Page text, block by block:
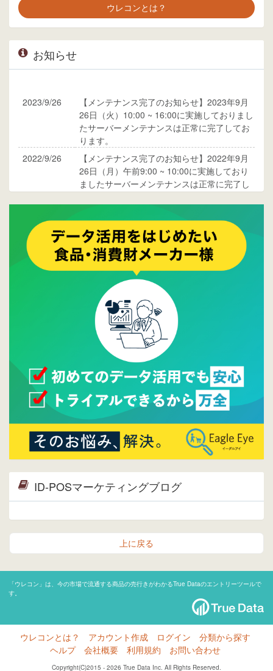
ウレコンとは？
お知らせ
2023/9/26
【メンテナンス完了のお知らせ】2023年9月
26日（火）10:00 ~ 16:00に実施しておりまし
たサーバーメンテナンスは正常に完了してお
ります。
2022/9/26
【メンテナンス完了のお知らせ】2022年9月
26日（月）午前9:00 ~ 10:00に実施しており
ましたサーバーメンテナンスは正常に完了し
ご覧ください。
2015/10/19
ウレコンのサイト機能を大幅バージョンアッ
プ。詳細はこちら。⇒告知ページへ
2015/09/28
ウレコンが機能拡充し、サイトリニューアル
しました。⇒
ウレコンFacebook
Facebookページを開設しました。詳細は
ら。
ウレコンサイトリリースしました。
ID-POSマーケティングブログ
上に戻る
「ウレコン」は、今の市場で流通する商品の売行きがわかるTrue Dataのエントリーツールで
す。
ウレコンとは？ アカウント作成 ログイン
分類から探す
ヘルプ
会社概要 利用規約 お問い合わせ
Copyright(C)2015 - 2026 True Data Inc. All Rights Reserved.